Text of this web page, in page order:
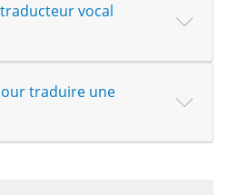
vocal
traduire une